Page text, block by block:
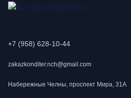
+7 (958) 628-10-44
zakazkonditer.nch@gmail.com
Набережные Челны, проспект Мира, 31А